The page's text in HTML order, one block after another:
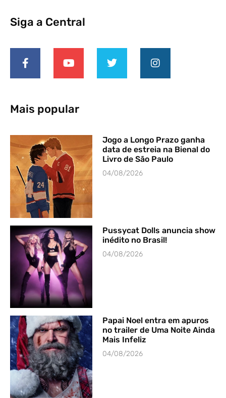
Siga a Central
Mais popular
Jogo a Longo Prazo ganha
data de estreia na Bienal do
Livro de São Paulo
04/08/2026
Pussycat Dolls anuncia show
inédito no Brasil!
04/08/2026
Papai Noel entra em apuros
no trailer de Uma Noite Ainda
Mais Infeliz
04/08/2026